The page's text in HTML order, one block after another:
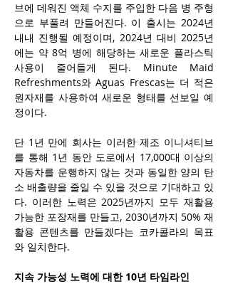
브에 데워진 액체 수지를 주입한 다음 병 주형
으로 부풀려 만들어진다. 이 출시는 2024년
내내 진행될 예정이며, 2024년 대비 2025년
에는 약 8억 병에 해당하는 새로운 플라스틱
사용이 줄어들게 된다. Minute Maid
Refreshments와 Aguas Frescas는 더 적은
원자재를 사용하여 새로운 형태를 선보일 예
정이다.
단 1년 만에 회사는 이러한 제조 이니셔티브
를 통해 1년 동안 도로에서 17,000대 이상의
자동차를 운행하지 않는 것과 동일한 양의 탄
소 배출량을 줄일 수 있을 것으로 기대하고 있
다. 이러한 노력은 2025년까지 모두 재활용
가능한 포장재를 만들고, 2030년까지 50% 재
활용 콘텐츠를 만들겠다는 코카콜라의 목표
와 일치한다.
지속 가능성 노력에 대한 10년 타임라인